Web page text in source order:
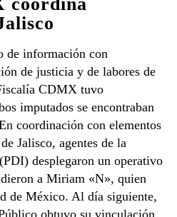
de información con
de justicia y de labores de
CDMX tuvo
imputados se encontraban
coordinación con elementos
Jalisco, agentes de la
desplegaron un operativo
a Miriam «N», quien
de México. Al día siguiente,